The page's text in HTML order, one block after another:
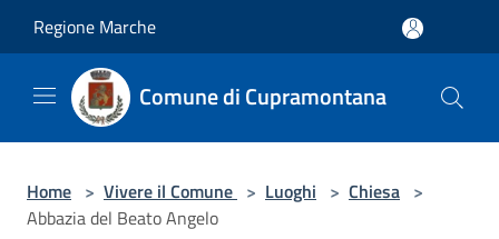
Regione Marche
Comune di Cupramontana
Home > Vivere il Comune > Luoghi > Chiesa >
Abbazia del Beato Angelo